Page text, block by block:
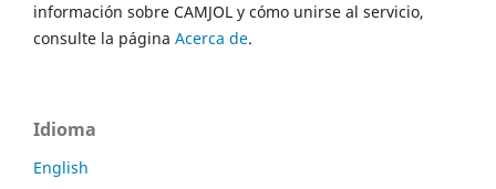
información sobre CAMJOL y cómo unirse al servicio,
consulte la página Acerca de.
Idioma
English